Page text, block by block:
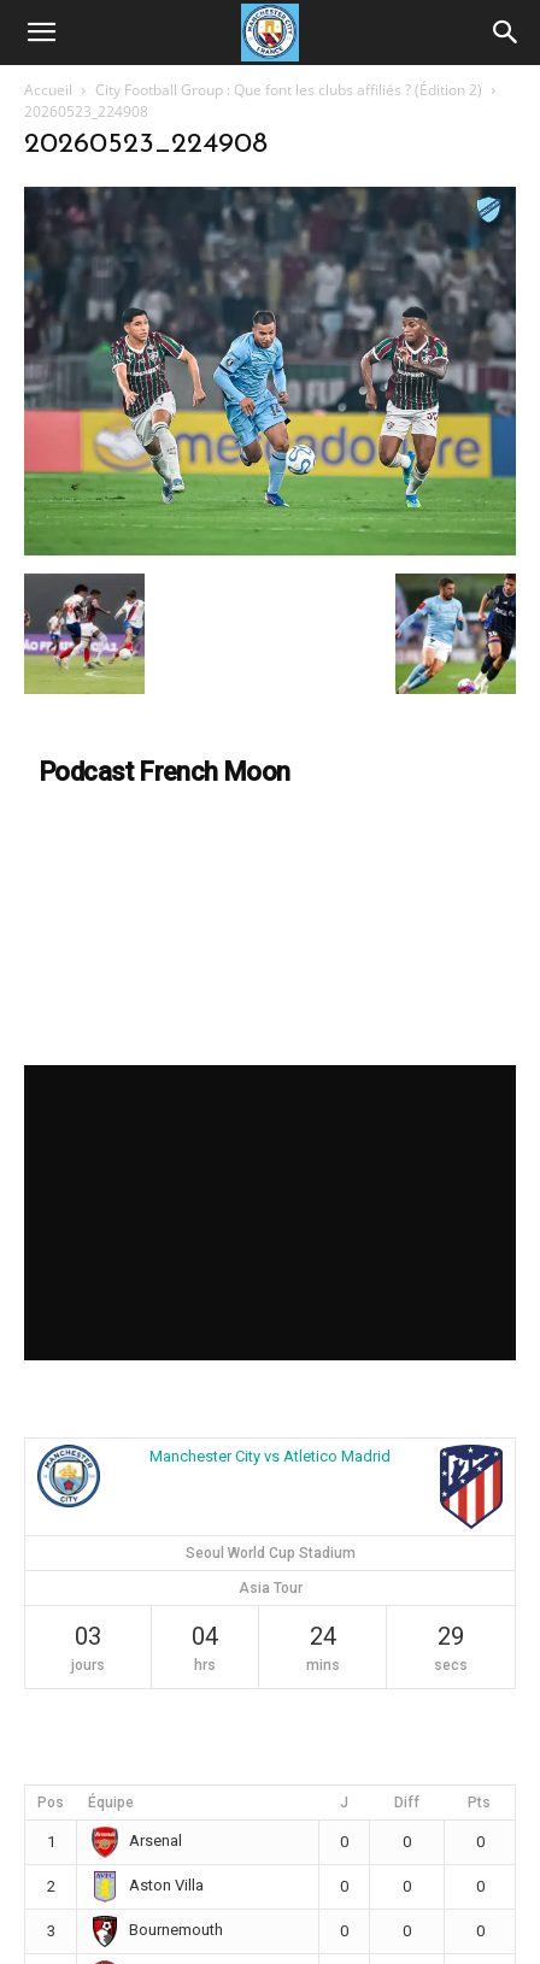
Accueil
City Football Group : Que font les clubs affiliés ? (Édition 2)
20260523_224908
20260523_224908
Podcast French Moon
Manchester City vs Atletico Madrid
Seoul World Cup Stadium
Asia Tour
03
jours
04
hrs
24
mins
29
secs
Pos Équipe J Diff Pts
1 Arsenal 0 0 0
2 Aston Villa 0 0 0
3 Bournemouth 0 0 0